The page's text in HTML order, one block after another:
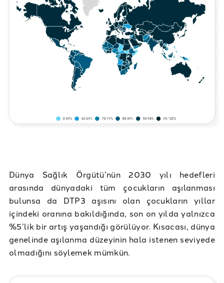
Dünya Sağlık Örgütü’nün 2030 yılı hedefleri
arasında dünyadaki tüm çocukların aşılanması
bulunsa da DTP3 aşısını olan çocukların yıllar
içindeki oranına bakıldığında, son on yılda yalnızca
%5’lik bir artış yaşandığı görülüyor. Kısacası, dünya
genelinde aşılanma düzeyinin hala istenen seviyede
olmadığını söylemek mümkün.